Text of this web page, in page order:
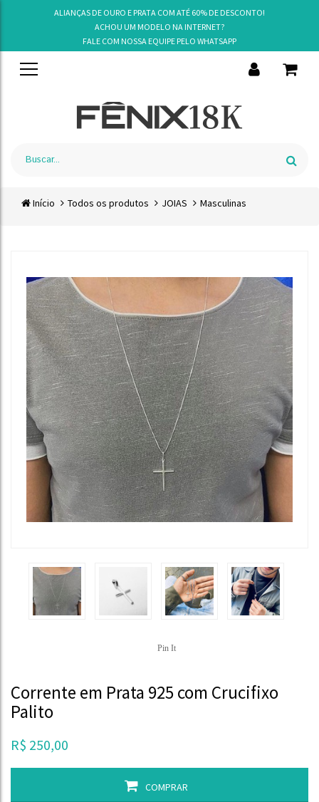
ALIANÇAS DE OURO E PRATA COM ATÉ 60% DE DESCONTO!
ACHOU UM MODELO NA INTERNET?
FALE COM NOSSA EQUIPE PELO WHATSAPP
Início Todos os produtos JOIAS Masculinas
Pin It
Corrente em Prata 925 com Crucifixo
Palito
R$ 250,00
COMPRAR